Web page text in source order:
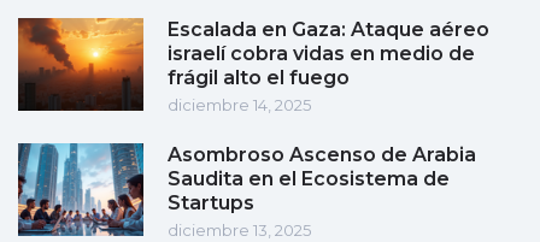
Escalada en Gaza: Ataque aéreo
israelí cobra vidas en medio de
frágil alto el fuego
diciembre 14, 2025
Asombroso Ascenso de Arabia
Saudita en el Ecosistema de
Startups
diciembre 13, 2025